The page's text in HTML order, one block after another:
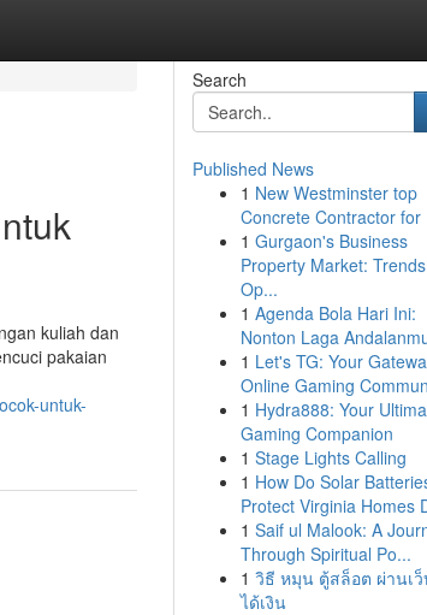
kuliah dan
pakaian
untuk-
Search
Published News
1 New Westminster top
Concrete Contractor for
1 Gurgaon's Business
Property Market:
Op...
1 Agenda Bola Hari Ini:
Nonton Laga
1 Let's TG: Your
Online Gaming
1 Hydra888: Your
Gaming Companion
1 Stage Lights Calling
1 How Do Solar
Protect Virginia Homes
1 Saif ul Malook: A
Through Spiritual Po...
1 วิธี หมุน ตู้สล็อต ผ่านเว็
ได้เงิน